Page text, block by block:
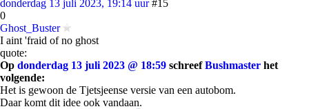
donderdag 13 juli 2023, 19:14 uur #15
0
Ghost_Buster
I aint 'fraid of no ghost
quote:
Op donderdag 13 juli 2023 @ 18:59 schreefBushmaster het
volgende:
Het is gewoon de Tjetsjeense versie van een autobom.
Daar komt dit idee ook vandaan.